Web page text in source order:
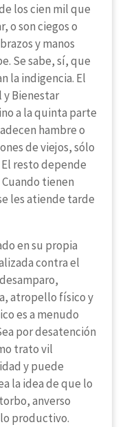
los cien mil que
o son ciegos o
y manos
Se sabe, sí, que
la indigencia. El
Bienestar
a la quinta parte
hambre o
de viejos, sólo
resto depende
tienen
les atiende tarde
en su propia
contra el
atropello físico y
es a menudo
por desatención
trato vil
y puede
la idea de que lo
anverso
productivo.